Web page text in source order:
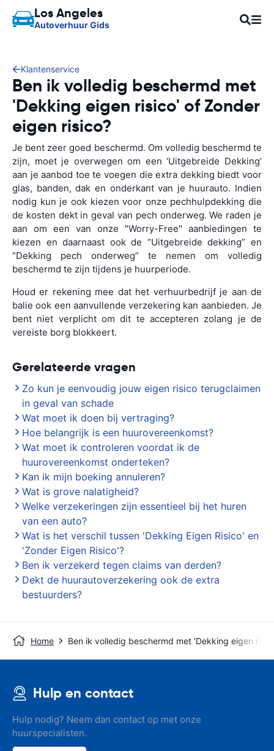
Los Angeles
Autoverhuur Gids
Klantenservice
Ben ik volledig beschermd met
'Dekking eigen risico' of Zonder
eigen risico?
Je bent zeer goed beschermd. Om volledig beschermd te
zijn, moet je overwegen om een ‘Uitgebreide Dekking’
aan je aanbod toe te voegen die extra dekking biedt voor
glas, banden, dak en onderkant van je huurauto. Indien
nodig kun je ook kiezen voor onze pechhulpdekking die
de kosten dekt in geval van pech onderweg. We raden je
aan om een van onze "Worry-Free" aanbiedingen te
kiezen en daarnaast ook de “Uitgebreide dekking” en
“Dekking pech onderweg” te nemen om volledig
beschermd te zijn tijdens je huurperiode.
Houd er rekening mee dat het verhuurbedrijf je aan de
balie ook een aanvullende verzekering kan aanbieden. Je
bent niet verplicht om dit te accepteren zolang je de
vereiste borg blokkeert.
Gerelateerde vragen
Zo kun je eenvoudig jouw eigen risico terugclaimen
in geval van schade
Wat moet ik doen bij vertraging?
Hoe belangrijk is een huurovereenkomst?
Wat moet ik controleren voordat ik de
huurovereenkomst onderteken?
Kan ik mijn boeking annuleren?
Wat is grove nalatigheid?
Welke verzekeringen zijn essentieel bij het huren
van een auto?
Wat is het verschil tussen 'Dekking Eigen Risico' en
'Zonder Eigen Risico'?
Ben ik verzekerd tegen claims van derden?
Dekt de huurautoverzekering ook de extra
bestuurders?
Home Ben ik volledig beschermd met 'Dekking eigen
Hulp en contact
Hulp nodig? Neem dan contact op met onze
huurspecialisten.